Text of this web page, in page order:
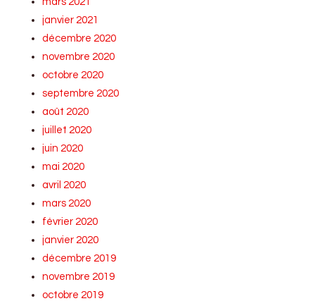
janvier 2021
décembre 2020
novembre 2020
octobre 2020
septembre 2020
août 2020
juillet 2020
juin 2020
mai 2020
avril 2020
mars 2020
février 2020
janvier 2020
décembre 2019
novembre 2019
octobre 2019